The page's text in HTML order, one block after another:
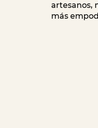
artesanos,
más